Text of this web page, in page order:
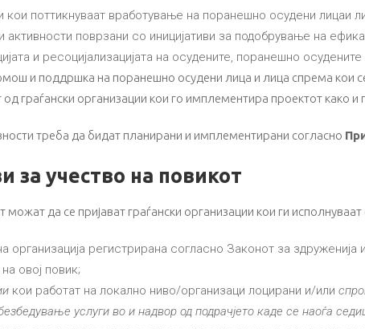
кои поттикнуваат вработување на поранешно осудени лицаи
активности поврзани со иницијативи за подобрување на
и ресоцијализацијата на осудените, поранешно
и поддршка на поранешно осудени лица и лица спрема кои
граѓански организации кои го имплементира проектот како и
треба да бидат планирани и имплементирани согласно
за учество на повикот
можат да се пријават граѓански организации кои ги
организација регистрирана согласно Законот за
овој повик;
кои работат на локално ниво/организаци лоцирани и/или
услуги во и надвор од подрачјето каде се наоѓа